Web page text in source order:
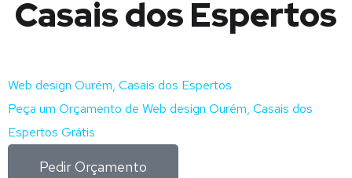
Casais dos Espertos
Web design Ourém, Casais dos Espertos
Peça um Orçamento de Web design Ourém, Casais dos
Espertos Grátis
Pedir Orçamento